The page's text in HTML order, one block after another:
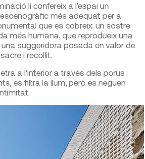
li confereix a l’espai un
més adequat per a
que es cobreix: un sostre
més humana, que reprodueix una
suggeridora posada en valor de
i recollit.
a l’interior a través dels porus
es filtra la llum, però es neguen